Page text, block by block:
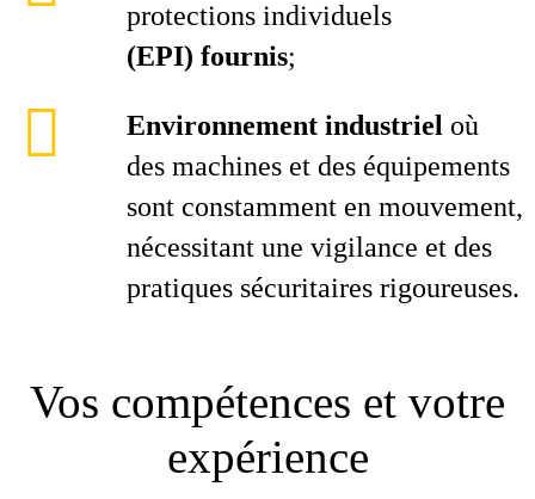
protections individuels
(EPI) fournis;
Environnement industriel où
des machines et des équipements
sont constamment en mouvement,
nécessitant une vigilance et des
pratiques sécuritaires rigoureuses.
Vos compétences et votre
expérience